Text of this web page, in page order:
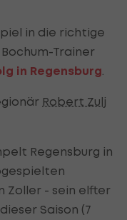
in die richtige
Trainer
in Regensburg
Robert Zulj
Regensburg in
Zoller - sein elfter
Saison (7